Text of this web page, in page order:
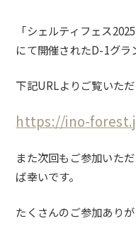
「シェルティフェス
にて開催されたD-1グラ
下記URLよりご覧いただ
https://ino-
また次回もご参加いた
ば幸いです。
たくさんのご参加あり